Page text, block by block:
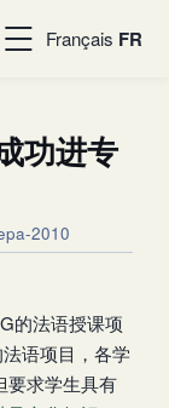
Français FR
功进专
2010
的法语授课项
法语项目，各学
要求学生具有